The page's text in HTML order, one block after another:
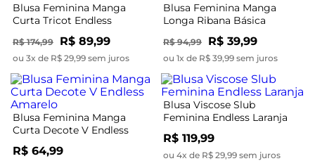
Blusa Feminina Manga
Curta Tricot Endless
R$ 174,99 R$ 89,99
ou 3x de R$ 29,99 sem juros
Blusa Feminina Manga
Longa Ribana Básica
Endless Azul
R$ 94,99 R$ 39,99
ou 1x de R$ 39,99 sem juros
Blusa Feminina Manga
Curta Decote V Endless
Amarelo
R$ 64,99
Blusa Viscose Slub
Feminina Endless Laranja
R$ 119,99
ou 4x de R$ 29,99 sem juros